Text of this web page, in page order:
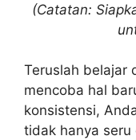
(Catatan:
Teruslah belajar
mencoba hal
konsistensi,
tidak hanya seru